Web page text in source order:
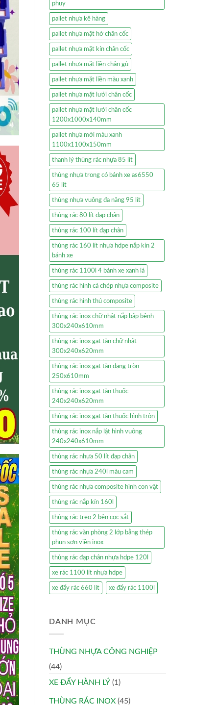
phuy
pallet nhựa kê hàng
pallet nhựa mặt hở chân cốc
pallet nhựa mặt kín chân cốc
pallet nhựa mặt liền chân gù
pallet nhựa mặt liền màu xanh
pallet nhựa mặt lưới chân cốc
pallet nhựa mặt lưới chân cốc
1200x1000x140mm
pallet nhựa mới màu xanh
1100x1100x150mm
thanh lý thùng rác nhựa 85 lít
thùng nhựa trong có bánh xe as6550
65 lít
thùng nhựa vuông đa năng 95 lít
thùng rác 80 lít đạp chân
thùng rác 100 lít đạp chân
thùng rác 160 lít nhựa hdpe nắp kín 2
bánh xe
thùng rác 1100l 4 bánh xe xanh lá
thùng rác hình cá chép nhựa composite
thùng rác hình thú composite
thùng rác inox chữ nhật nắp bập bênh
300x240x610mm
thùng rác inox gạt tàn chữ nhật
300x240x620mm
thùng rác inox gạt tàn dạng tròn
250x610mm
thùng rác inox gạt tàn thuốc
240x240x620mm
thùng rác inox gạt tàn thuốc hình tròn
thùng rác inox nắp lật hình vuông
240x240x610mm
thùng rác nhựa 50 lít đạp chân
thùng rác nhựa 240l màu cam
thùng rác nhựa composite hình con vật
thùng rác nắp kín 160l
thùng rác treo 2 bên cọc sắt
thùng rác văn phòng 2 lớp bằng thép
phun sơn viền inox
thùng rác đạp chân nhựa hdpe 120l
xe rác 1100 lít nhựa hdpe
xe đẩy rác 660 lít xe đẩy rác 1100l
DANH MỤC
THÙNG NHỰA CÔNG NGHIỆP
(44)
XE ĐẨY HÀNH LÝ (1)
THÙNG RÁC INOX (45)